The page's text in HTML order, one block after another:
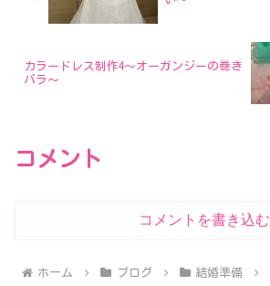
カラードレス制作4～オーガンジーの巻き
バラ～
コメント
コメントを書き込む
ホーム ブログ 結婚準備